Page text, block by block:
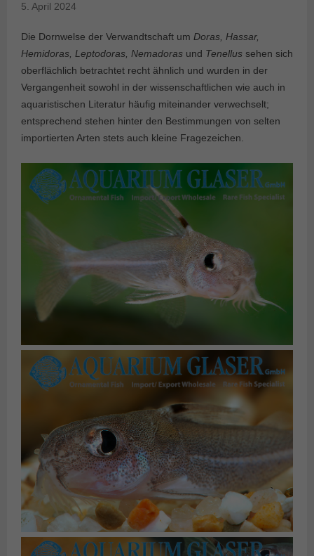
5. April 2024
Die Dornwelse der Verwandtschaft um Doras, Hassar,
Hemidoras, Leptodoras, Nemadoras und Tenellus sehen sich
oberflächlich betrachtet recht ähnlich und wurden in der
Vergangenheit sowohl in der wissenschaftlichen wie auch in
aquaristischen Literatur häufig miteinander verwechselt;
entsprechend stehen hinter den Bestimmungen von selten
importierten Arten stets auch kleine Fragezeichen.